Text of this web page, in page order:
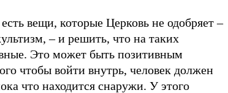
вещи, которые Церковь не одобряет –
– и решить, что на таких
Это может быть позитивным
чтобы войти внутрь, человек должен
что находится снаружи. У этого